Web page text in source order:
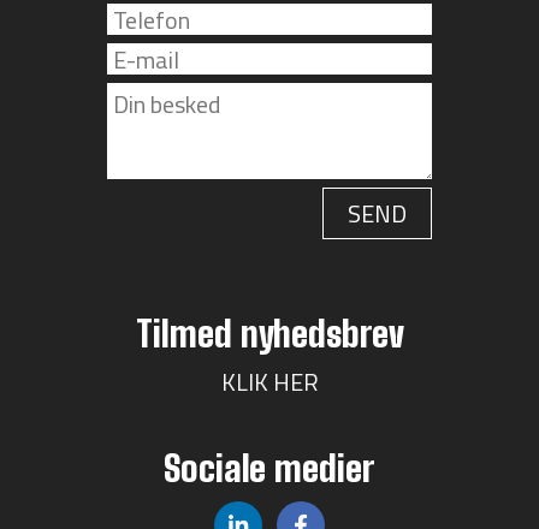
Tilmed nyhedsbrev
KLIK HER
Sociale medier